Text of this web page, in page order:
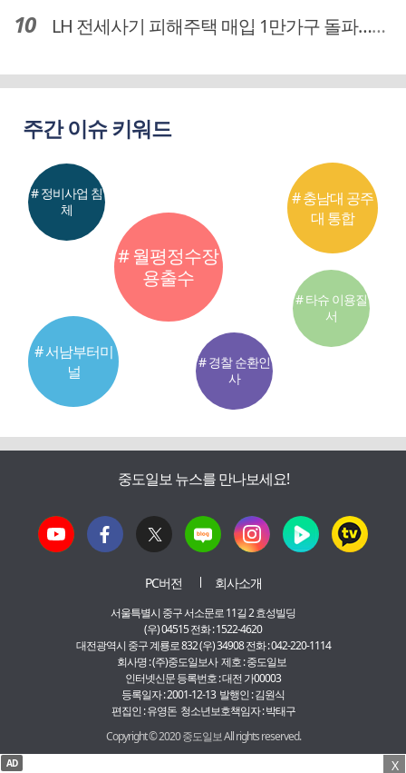
LH 전세사기 피해주택 매입 1만가구 돌파…피해 인정도 4만건 넘어
주간 이슈 키워드
# 월평정수장
용출수
# 서남부터미
널
# 충남대 공주
대 통합
# 정비사업 침
체
# 경찰 순환인
사
# 타슈 이용질
서
중도일보 뉴스를 만나보세요!
PC버전 회사소개
서울특별시 중구 서소문로 11길 2 효성빌딩
(우) 04515 전화 : 1522-4620
대전광역시 중구 계룡로 832 (우) 34908 전화 : 042-220-1114
회사명 : (주)중도일보사 제호 : 중도일보
인터넷신문 등록번호 : 대전 가00003
등록일자 : 2001-12-13 발행인 : 김원식
편집인 : 유영돈 청소년보호책임자 : 박태구
Copyright © 2020 중도일보 All rights reserved.
X
AD